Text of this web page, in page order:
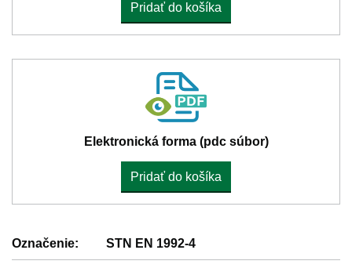
Pridať do košíka
Elektronická forma (pdc súbor)
Pridať do košíka
Označenie: STN EN 1992-4